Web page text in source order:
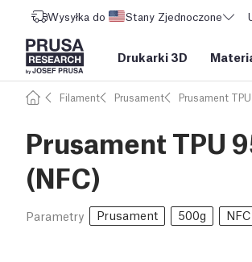
Wysyłka do Stany Zjednoczone
Drukarki 3D
Filament Prusament Prusament TPU
Prusament TPU
(NFC)
Parametry Prusament 500g NFC